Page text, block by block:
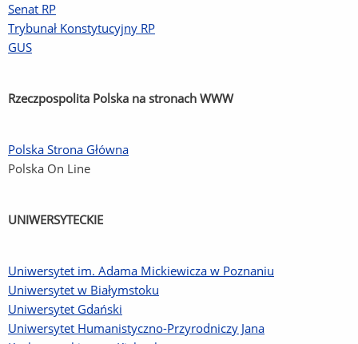
Senat RP
Trybunał Konstytucyjny RP
GUS
Rzeczpospolita Polska na stronach WWW
Polska Strona Główna
Polska On Line
UNIWERSYTECKIE
Uniwersytet im. Adama Mickiewicza w Poznaniu
Uniwersytet w Białymstoku
Uniwersytet Gdański
Uniwersytet Humanistyczno-Przyrodniczy Jana